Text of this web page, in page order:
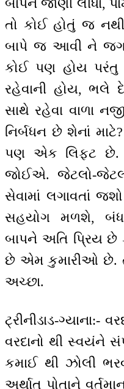
બાપને જાણી લીધા,
તો કોઈ હોતું જ
બાપે જ આવી ને
કોઈ પણ હોય પરંતુ
રહેવાની હોય, ભલે
સાથે રહેવા વાળા
નિર્બધન છે શેનાં
પણ એક લિફ્ટ છે.
જોઈએ. જેટલો-
સેવામાં લગાવતાં
સહયોગ મળશે,
બાપને અતિ પ્રિય છે
છે એમ કુમારીઓ છે.
અચ્છા.
ટ્રીનીડાડ-ગ્યાના:-
વરદાનો થી સ્વયંને
કમાઈ થી ઝોલી
અર્થાત્ પોતાને